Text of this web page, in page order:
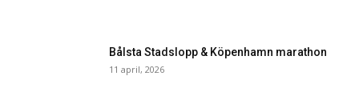
Bålsta Stadslopp & Köpenhamn marathon
11 april, 2026